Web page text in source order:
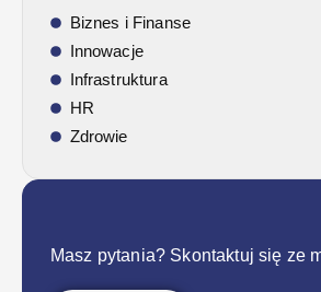
Biznes i Finanse
Innowacje
Infrastruktura
HR
Zdrowie
Masz pytania? Skontaktuj się ze